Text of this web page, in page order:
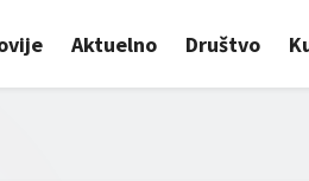
Aktuelno Društvo